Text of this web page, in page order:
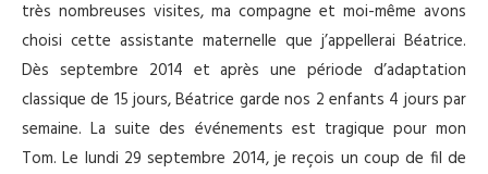
très nombreuses visites, ma compagne et moi-même avons
choisi cette assistante maternelle que j’appellerai Béatrice.
Dès septembre 2014 et après une période d’adaptation
classique de 15 jours, Béatrice garde nos 2 enfants 4 jours par
semaine. La suite des événements est tragique pour mon
Tom. Le lundi 29 septembre 2014, je reçois un coup de fil de